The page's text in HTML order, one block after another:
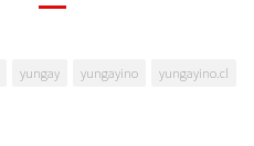
yungay yungayino yungayino.cl